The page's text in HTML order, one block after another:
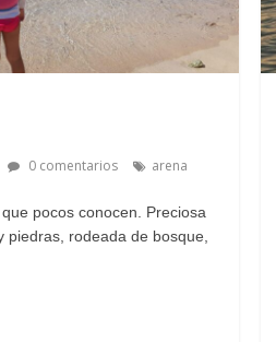
0 comentarios arena
pocos conocen. Preciosa
rodeada de bosque,